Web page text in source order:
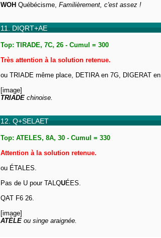
WOH Québécisme, Familièrement, c'est assez !
11. DIQRT+AE
Top: TIRADE, 7C, 26 - Cumul = 300
Très attention à la solution retenue.
ou TRIADE même place, DETIRA en 7G, DIGERAT
[image]
TRIADE chinoise.
12. Q+SELAET
Top: ATELES, 8A, 30 - Cumul = 330
Attention à la solution retenue.
ou ÉTALES.
Pas de U pour TALQUÉES.
QAT F6 26.
[image]
ATÈLE ou singe araignée.